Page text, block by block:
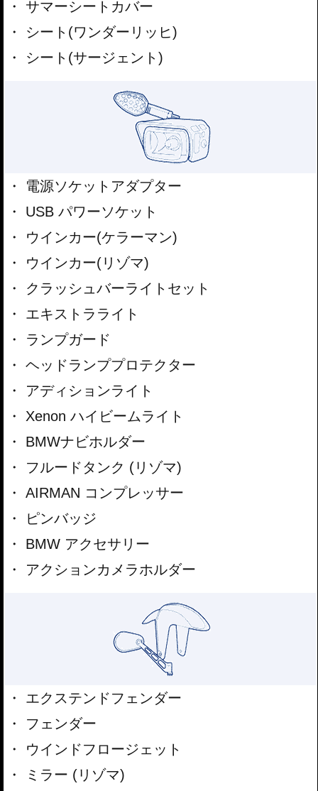
サマーシートカバー
シート(ワンダーリッヒ)
シート(サージェント)
電源ソケットアダプター
USB パワーソケット
ウインカー(ケラーマン)
ウインカー(リゾマ)
クラッシュバーライトセット
エキストラライト
ランプガード
ヘッドランププロテクター
アディションライト
Xenon ハイビームライト
BMWナビホルダー
フルードタンク (リゾマ)
AIRMAN コンプレッサー
ピンバッジ
BMW アクセサリー
アクションカメラホルダー
エクステンドフェンダー
フェンダー
ウインドフロージェット
ミラー (リゾマ)